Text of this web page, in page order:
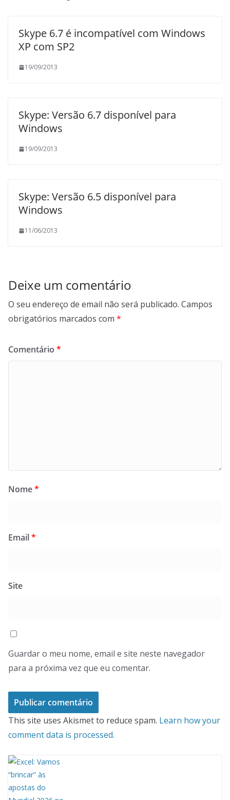
Skype 6.7 é incompatível com Windows
XP com SP2
19/09/2013
Skype: Versão 6.7 disponível para
Windows
19/09/2013
Skype: Versão 6.5 disponível para
Windows
11/06/2013
Deixe um comentário
O seu endereço de email não será publicado. Campos
obrigatórios marcados com *
Comentário *
Nome*
Email*
Site
Guardar o meu nome, email e site neste navegador
para a próxima vez que eu comentar.
This site uses Akismet to reduce spam. Learn how your
comment data is processed.